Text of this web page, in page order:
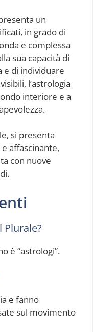
un
in grado di
e complessa
sua capacità di
e di individuare
l’astrologia
interiore e a
si presenta
affascinante,
con nuove
Plurale?
è “astrologi”.
e fanno
sul movimento